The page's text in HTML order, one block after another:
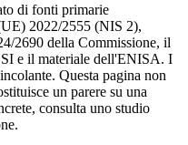
di fonti primarie
2022/2555 (NIS 2),
2690 della Commissione, il
e il materiale dell'ENISA. I
Questa pagina non
un parere su una
consulta uno studio